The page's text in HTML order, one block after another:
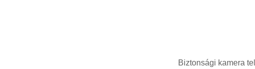
Biztonsági kamera